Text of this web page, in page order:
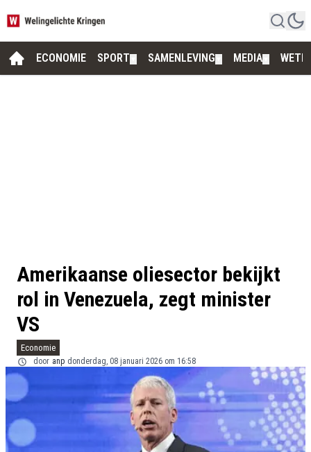
ECONOMIE SPORT SAMENLEVING MEDIA
Amerikaanse oliesector bekijkt
rol in Venezuela, zegt minister
VS
Economie
door anp donderdag, 08 januari 2026 om 16:58